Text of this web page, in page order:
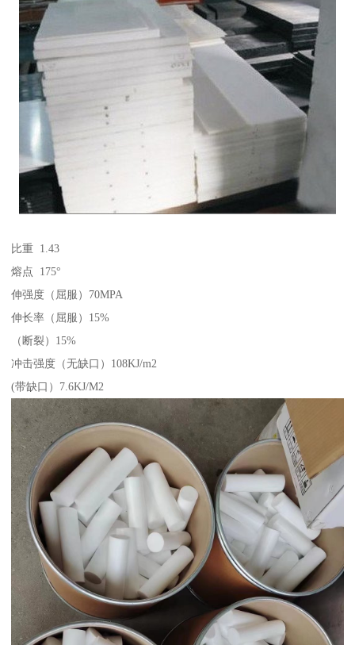
比重 1.43
熔点 175°
伸强度（屈服）70MPA
伸长率（屈服）15%
（断裂）15%
冲击强度（无缺口）108KJ/m2
(带缺口）7.6KJ/M2